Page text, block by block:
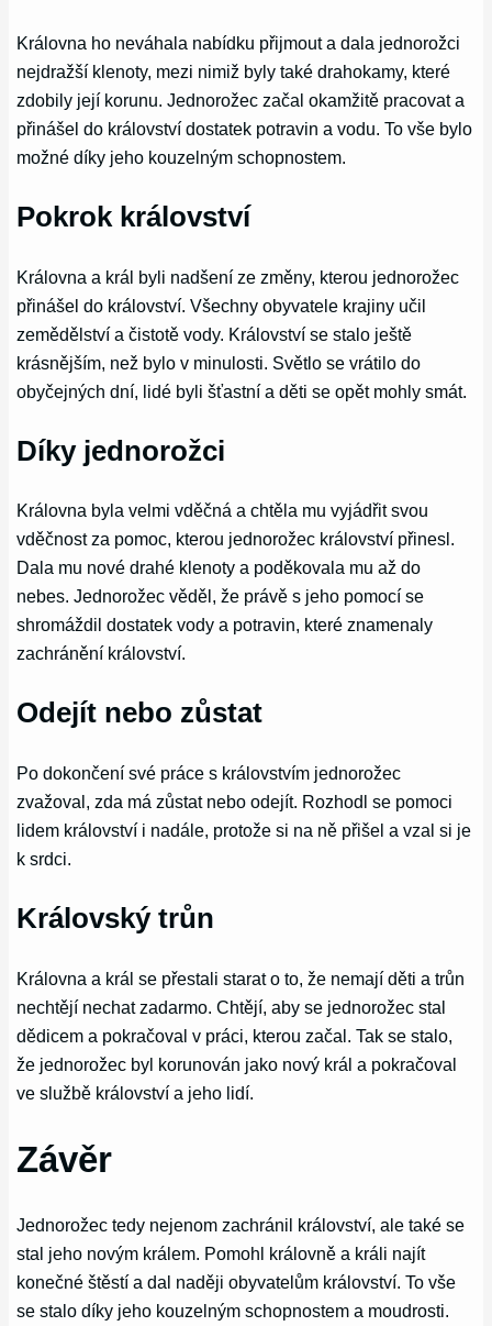
Královna ho neváhala nabídku přijmout a dala jednorožci
nejdražší klenoty, mezi nimiž byly také drahokamy, které
zdobily její korunu. Jednorožec začal okamžitě pracovat a
přinášel do království dostatek potravin a vodu. To vše bylo
možné díky jeho kouzelným schopnostem.
Pokrok království
Královna a král byli nadšení ze změny, kterou jednorožec
přinášel do království. Všechny obyvatele krajiny učil
zemědělství a čistotě vody. Království se stalo ještě
krásnějším, než bylo v minulosti. Světlo se vrátilo do
obyčejných dní, lidé byli šťastní a děti se opět mohly smát.
Díky jednorožci
Královna byla velmi vděčná a chtěla mu vyjádřit svou
vděčnost za pomoc, kterou jednorožec království přinesl.
Dala mu nové drahé klenoty a poděkovala mu až do
nebes. Jednorožec věděl, že právě s jeho pomocí se
shromáždil dostatek vody a potravin, které znamenaly
zachránění království.
Odejít nebo zůstat
Po dokončení své práce s královstvím jednorožec
zvažoval, zda má zůstat nebo odejít. Rozhodl se pomoci
lidem království i nadále, protože si na ně přišel a vzal si je
k srdci.
Královský trůn
Královna a král se přestali starat o to, že nemají děti a trůn
nechtějí nechat zadarmo. Chtějí, aby se jednorožec stal
dědicem a pokračoval v práci, kterou začal. Tak se stalo,
že jednorožec byl korunován jako nový král a pokračoval
ve službě království a jeho lidí.
Závěr
Jednorožec tedy nejenom zachránil království, ale také se
stal jeho novým králem. Pomohl královně a králi najít
konečné štěstí a dal naději obyvatelům království. To vše
se stalo díky jeho kouzelným schopnostem a moudrosti.